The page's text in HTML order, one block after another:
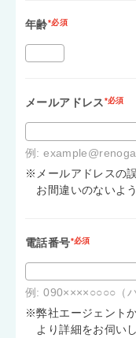
年齢*必須
メールアドレス*必須
例:
※メールアドレスの
お間違いのないよ
電話番号*必須
例: 090××××○○○○（
※弊社エージェント
より詳細をお伺い